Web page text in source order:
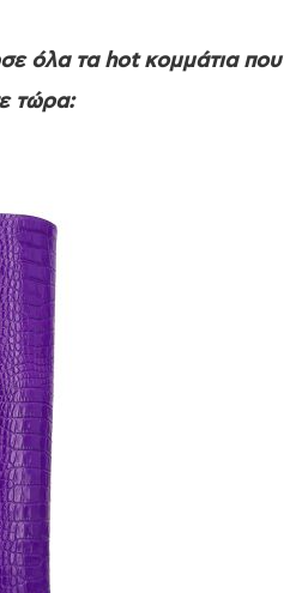
όλα τα hot κομμάτια που
τώρα: